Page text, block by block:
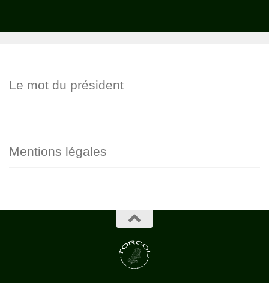
Le mot du président
Mentions légales